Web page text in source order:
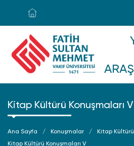
Kitap Kültürü Konuşmaları V
Ana Sayfa Konuşmalar
Kitap
Kitap Kültürü Konuşmaları V